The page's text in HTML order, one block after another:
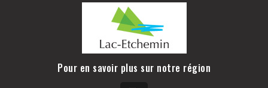
Pour en savoir plus sur notre région